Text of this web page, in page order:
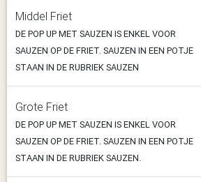
Middel Friet
DE POP UP MET SAUZEN IS ENKEL VOOR
SAUZEN OP DE FRIET. SAUZEN IN EEN POTJE
STAAN IN DE RUBRIEK SAUZEN
Grote Friet
DE POP UP MET SAUZEN IS ENKEL VOOR
SAUZEN OP DE FRIET. SAUZEN IN EEN POTJE
STAAN IN DE RUBRIEK SAUZEN.